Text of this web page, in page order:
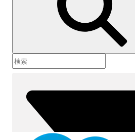
目次を表示